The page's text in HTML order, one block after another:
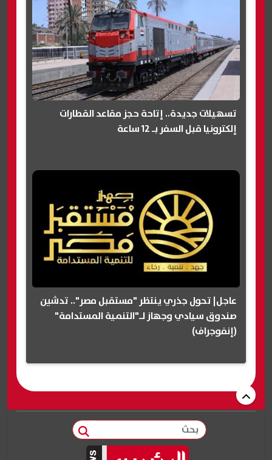
تسهيلات جديدة.. إتاحة حجز مقاعد القطارات
إلكترونيا قبل السفر بـ 12 ساعة
عاجل| تحول جذري ينتظر "مستقبل مصر".. تدشين
صندوق سيادي وجهاز لـ"التنمية المستدامة"
(إنفوجراف)
بحث